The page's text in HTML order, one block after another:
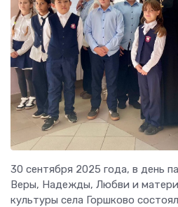
30 сентября 2025 года, в день
Веры, Надежды, Любви и
культуры села Горшково